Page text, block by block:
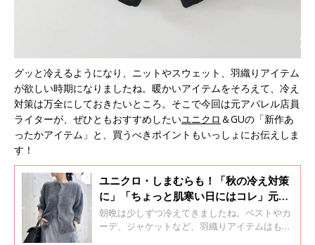
グッと冷えるようになり、ニットやスウェット、羽織りアイテム
が欲しい時期になりましたね。暖かいアイテムをそろえて、冷え
対策は万全にしておきたいところ。そこで今回は元アパレル店員
ライターが、ぜひともおすすめしたいユニクロ ＆GUの「新作あ
ったかアイテム」と、買うべきポイントもいっしょにお伝えしま
す！
ユニクロ・しまむらも！「秋の冷え対策
に」「ちょっと肌寒い日にはコレ」元ア
パレル店員ライター激推しアイテム4選
朝晩は少しずつ冷えてきましたね。ベストやカ
ーデ、ジャケットなど、羽織りアイテムはもう